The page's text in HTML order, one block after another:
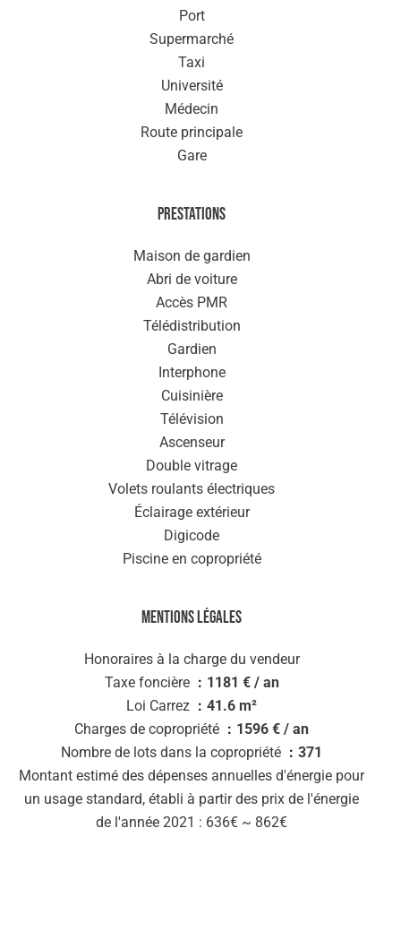
Port
Supermarché
Taxi
Université
Médecin
Route principale
Gare
Prestations
Maison de gardien
Abri de voiture
Accès PMR
Télédistribution
Gardien
Interphone
Cuisinière
Télévision
Ascenseur
Double vitrage
Volets roulants électriques
Éclairage extérieur
Digicode
Piscine en copropriété
Mentions légales
Honoraires à la charge du vendeur
Taxe foncière
1181 € / an
Loi Carrez
41.6 m²
Charges de copropriété
1596 € / an
Nombre de lots dans la copropriété
371
Montant estimé des dépenses annuelles d'énergie pour
un usage standard, établi à partir des prix de l'énergie
de l'année 2021 : 636€ ~ 862€